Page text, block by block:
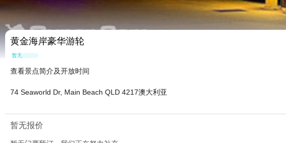
黄金海岸豪华游轮
暂无点评
查看景点简介及开放时间
74 Seaworld Dr, Main Beach QLD 4217澳大利亚
暂无报价